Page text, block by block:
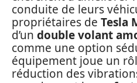
conduite de leurs
propriétaires de Tesla
d’un double volant
comme une option
équipement joue un
réduction des